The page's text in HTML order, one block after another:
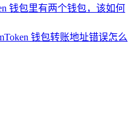
钱包里有两个钱包，该如何
钱包转账地址错误怎么